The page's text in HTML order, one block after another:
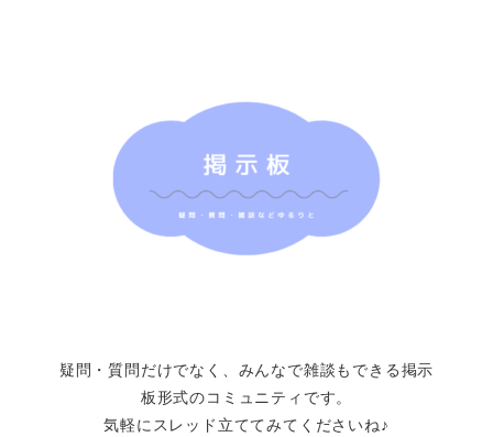
疑問・質問だけでなく、みんなで雑談もできる掲示
板形式のコミュニティです。
気軽にスレッド立ててみてくださいね♪